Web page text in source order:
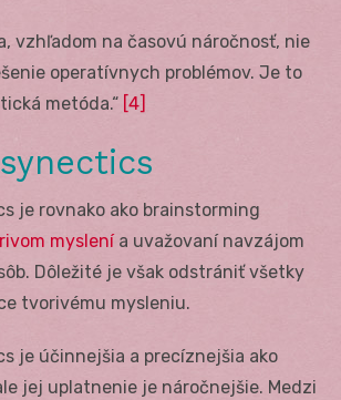
vzhľadom na časovú náročnosť, nie
operatívnych problémov. Je to
metóda.“ [4]
je rovnako ako brainstorming
myslenía uvažovaní navzájom
Dôležité je však odstrániť všetky
tvorivému mysleniu.
je účinnejšia a precíznejšia ako
jej uplatnenie je náročnejšie. Medzi